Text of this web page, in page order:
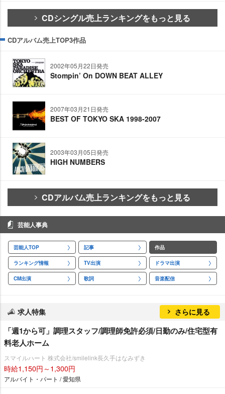
CDシングル売上ランキングをもっと見る
CDアルバム売上TOP3作品
2002年05月22日発売
Stompin’ On DOWN BEAT ALLEY
2007年03月21日発売
BEST OF TOKYO SKA 1998-2007
2003年03月05日発売
HIGH NUMBERS
CDアルバム売上ランキングをもっと見る
芸能人事典
芸能人TOP 記事 作品
ランキング情報 TV出演 ドラマ出演
CM出演 歌詞 音楽配信
求人特集 さらに見る
「週1から可」調理スタッフ/調理師免許必須/日勤のみ/住宅型有
料老人ホーム
スマイルハート 株式会社/smilelink長久手はなみずき
時給1,150円～1,300円
アルバイト・パート / 愛知県